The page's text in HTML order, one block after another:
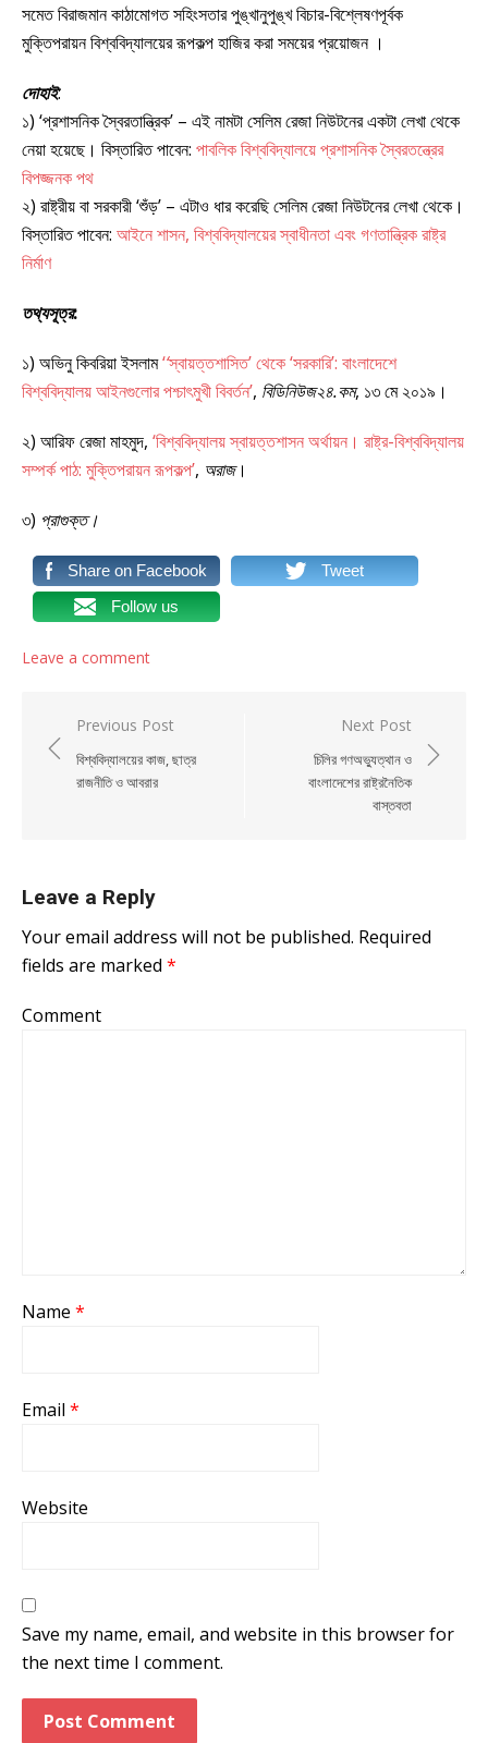
সমেত বিরাজমান কাঠামোগত সহিংসতার পুঙ্খানুপুঙ্খ বিচার-বিশ্লেষণপূর্বক
মুক্তিপরায়ন বিশ্ববিদ্যালয়ের রূপকল্প হাজির করা সময়ের প্রয়োজন ।
দোহাই:
১) ‘প্রশাসনিক স্বৈরতান্ত্রিক’ – এই নামটা সেলিম রেজা নিউটনের একটা লেখা থেকে
নেয়া হয়েছে। বিস্তারিত পাবেন: পাবলিক বিশ্ববিদ্যালয়ে প্রশাসনিক স্বৈরতন্ত্রের
বিপজ্জনক পথ
২) রাষ্ট্রীয় বা সরকারী ‘শুঁড়’ – এটাও ধার করেছি সেলিম রেজা নিউটনের লেখা থেকে।
বিস্তারিত পাবেন: আইনে শাসন, বিশ্ববিদ্যালয়ের স্বাধীনতা এবং গণতান্ত্রিক রাষ্ট্র
নির্মাণ
তথ্যসূত্র:
১) অভিনু কিবরিয়া ইসলাম‘‘স্বায়ত্তশাসিত’ থেকে ‘সরকারি’: বাংলাদেশে
বিশ্ববিদ্যালয় আইনগুলোর পশ্চাৎমুখী বিবর্তন’, বিডিনিউজ২৪.কম, ১৩ মে ২০১৯।
২) আরিফ রেজা মাহমুদ, ‘বিশ্ববিদ্যালয় স্বায়ত্তশাসন অর্থায়ন। রাষ্ট্র-বিশ্ববিদ্যালয়
সম্পর্ক পাঠ: মুক্তিপরায়ন রূপকল্প’, অরাজ।
৩) প্রাগুক্ত।
Share on Facebook
Tweet
Follow us
Leave a comment
Post navigation
Previous Post
বিশ্ববিদ্যালয়ের কাজ, ছাত্র
রাজনীতি ও আবরার
Next Post
চিলির গণঅভ্যুত্থান ও
বাংলাদেশের রাষ্ট্রনৈতিক
বাস্তবতা
Leave a Reply
Your email address will not be published. Required
fields are marked *
Comment
Name *
Email *
Website
Save my name, email, and website in this browser for
the next time I comment.